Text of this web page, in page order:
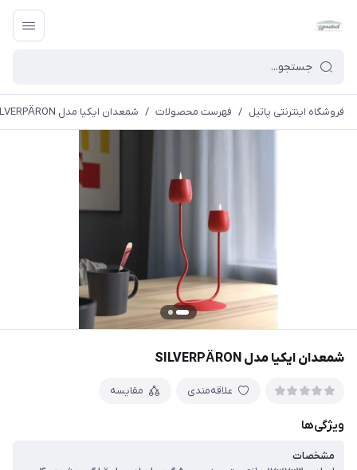
فروشگاه اینترنتی پاتیل / فهرست محصولات / شمعدان ایکیا مدل SILVERPÄRON
شمعدان ایکیا مدل SILVERPÄRON
علاقه‌مندی مقایسه
ویژگی‌ها
مشخصات